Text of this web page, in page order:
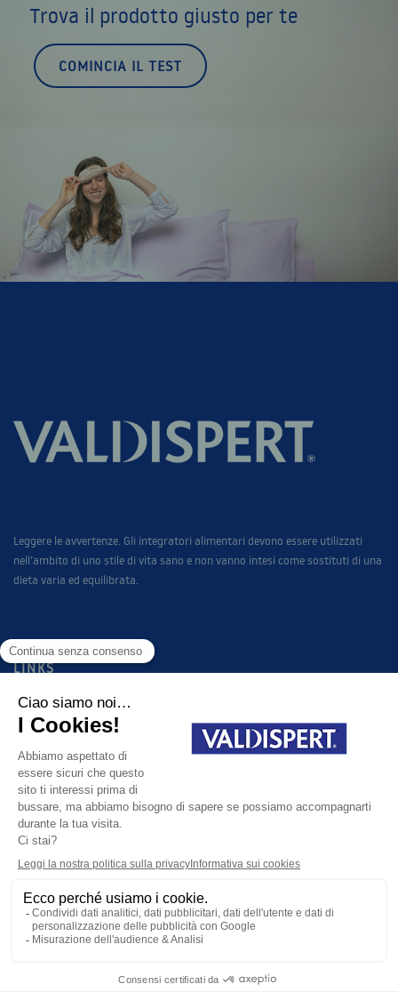
Trova il prodotto giusto per te
COMINCIA IL TEST
Leggere le avvertenze. Gli integratori alimentari devono essere utilizzati
nell’ambito di uno stile di vita sano e non vanno intesi come sostituti di una
dieta varia ed equilibrata.
LINKS
PRODOTTI
GUIDA ALLA SCELTA DEL PRODOTTO GIUSTO PER TE
FAQ
CONTATTI
Cookie Policy
Informativa Privacy
Condizioni generali d'utilizzo
site map